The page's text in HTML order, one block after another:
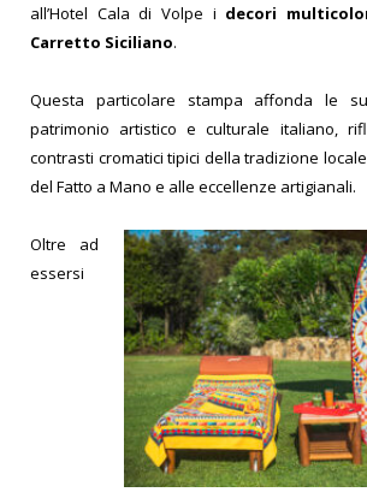
all’Hotel Cala di Volpe i decori
Carretto Siciliano.
Questa particolare stampa affonda le
patrimonio artistico e culturale italiano,
contrasti cromatici tipici della tradizione
del Fatto a Mano e alle eccellenze artigianali.
Oltre ad
essersi